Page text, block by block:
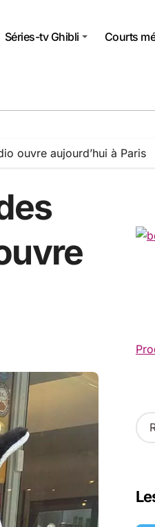
Séries-tv Ghibli Courts
ouvre aujourd’hui à Paris
R
e
r